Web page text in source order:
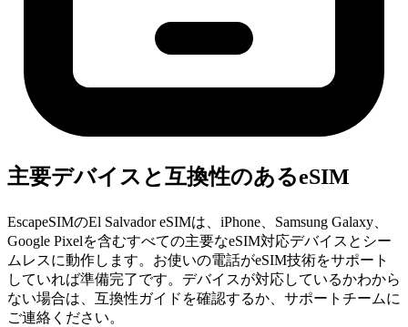
主要デバイスと互換性のあるeSIM
EscapeSIMのEl Salvador eSIMは、iPhone、Samsung Galaxy、
Google Pixelを含むすべての主要なeSIM対応デバイスとシー
ムレスに動作します。お使いの電話がeSIM技術をサポート
していれば準備完了です。デバイスが対応しているかわから
ない場合は、互換性ガイドを確認するか、サポートチームに
ご連絡ください。